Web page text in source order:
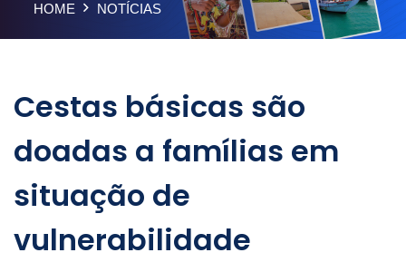
HOME NOTÍCIAS
Cestas básicas são
doadas a famílias em
situação de
vulnerabilidade